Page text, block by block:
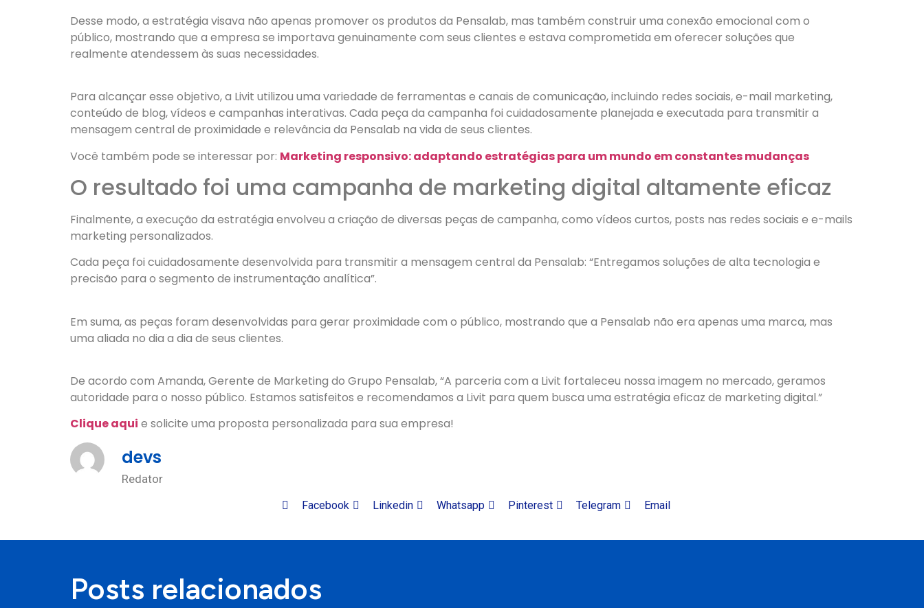
Desse modo, a estratégia visava não apenas promover os produtos da Pensalab, mas também construir uma conexão emocional com o
público, mostrando que a empresa se importava genuinamente com seus clientes e estava comprometida em oferecer soluções que
realmente atendessem às suas necessidades.
Para alcançar esse objetivo, a Livit utilizou uma variedade de ferramentas e canais de comunicação, incluindo redes sociais, e-mail marketing,
conteúdo de blog, vídeos e campanhas interativas. Cada peça da campanha foi cuidadosamente planejada e executada para transmitir a
mensagem central de proximidade e relevância da Pensalab na vida de seus clientes.
Você também pode se interessar por: Marketing responsivo: adaptando estratégias para um mundo em constantes mudanças
O resultado foi uma campanha de marketing digital altamente eficaz
Finalmente, a execução da estratégia envolveu a criação de diversas peças de campanha, como vídeos curtos, posts nas redes sociais e e-mails
marketing personalizados.
Cada peça foi cuidadosamente desenvolvida para transmitir a mensagem central da Pensalab: “Entregamos soluções de alta tecnologia e
precisão para o segmento de instrumentação analítica”.
Em suma, as peças foram desenvolvidas para gerar proximidade com o público, mostrando que a Pensalab não era apenas uma marca, mas
uma aliada no dia a dia de seus clientes.
De acordo com Amanda, Gerente de Marketing do Grupo Pensalab, “A parceria com a Livit fortaleceu nossa imagem no mercado, geramos
autoridade para o nosso público. Estamos satisfeitos e recomendamos a Livit para quem busca uma estratégia eficaz de marketing digital.”
Clique aqui e solicite uma proposta personalizada para sua empresa!
devs
Redator
Facebook Linkedin Whatsapp Pinterest Telegram Email
Posts relacionados